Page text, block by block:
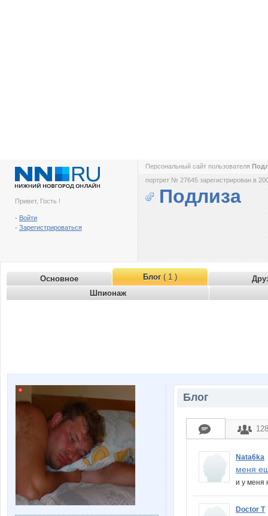
Привет, Гость !
- Войти
- Зарегистрироваться
Персональный сайт пользователя
портрет № 27645 зарегистрирован в
Подлиза
Основное Блог( 1 )
Шпионаж
Блог
128
Nata6ka
меня
и у
Doctor T